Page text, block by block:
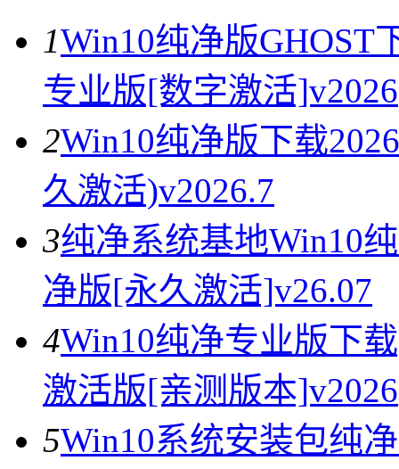
1Win10纯净版GHOST
专业版[数字激活]v2026
2Win10纯净版下载
久激活)v2026.7
3纯净系统基地Win10
净版[永久激活]v26.07
4Win10纯净专业版下
激活版[亲测版本]v2026
5Win10系统安装包纯